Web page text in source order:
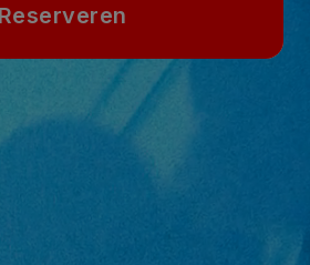
Reserveren